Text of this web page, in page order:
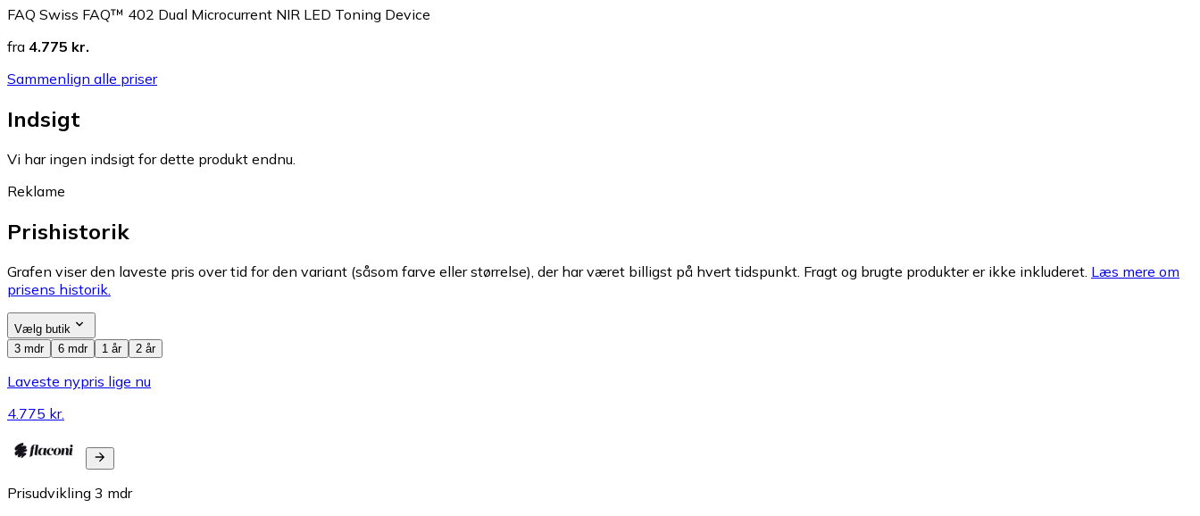
FAQ Swiss FAQ™ 402 Dual Microcurrent NIR LED Toning Device
fra 4.775 kr.
Sammenlign alle priser
Indsigt
Vi har ingen indsigt for dette produkt endnu.
Reklame
Prishistorik
Grafen viser den laveste pris over tid for den variant (såsom farve eller størrelse), der har været billigst på hvert tidspunkt. Fragt og brugte produkter er ikke inkluderet. Læs mere om
prisens historik.
Vælg butik
3 mdr
6 mdr 1 år 2 år
Laveste nypris lige nu
4.775 kr.
Prisudvikling 3 mdr